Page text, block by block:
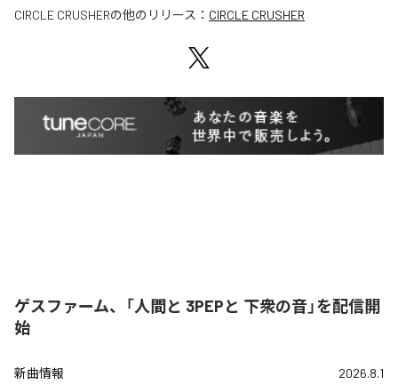
CIRCLE CRUSHERの他のリリース： CIRCLE CRUSHER
ゲスファーム、「人間と 3PEPと 下衆の音」を配信開
始
新曲情報 2026.8.1